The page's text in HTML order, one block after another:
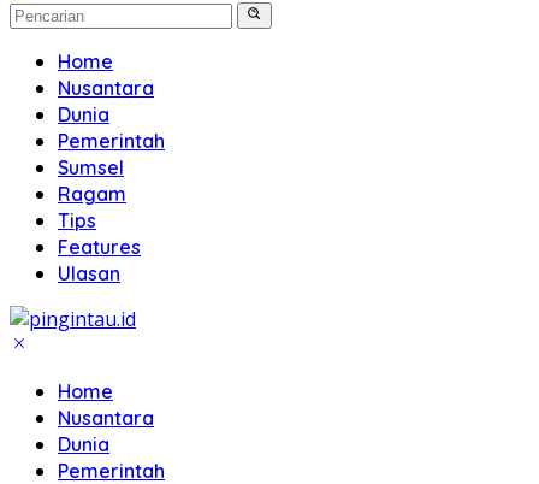
Home
Nusantara
Dunia
Pemerintah
Sumsel
Ragam
Tips
Features
Ulasan
Home
Nusantara
Dunia
Pemerintah